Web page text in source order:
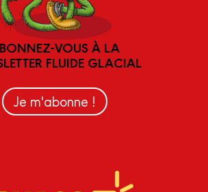
VOUS À LA
FLUIDE GLACIAL
Je m'abonne !